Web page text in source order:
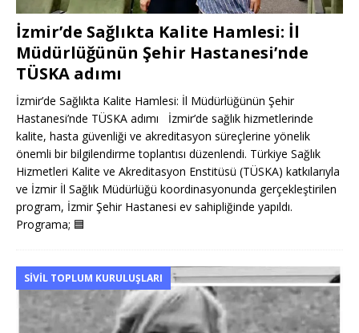
İzmir’de Sağlıkta Kalite Hamlesi: İl
Müdürlüğünün Şehir Hastanesi’nde
TÜSKA adımı
İzmir’de Sağlıkta Kalite Hamlesi: İl Müdürlüğünün Şehir
Hastanesi’nde TÜSKA adımı İzmir’de sağlık hizmetlerinde
kalite, hasta güvenliği ve akreditasyon süreçlerine yönelik
önemli bir bilgilendirme toplantısı düzenlendi. Türkiye Sağlık
Hizmetleri Kalite ve Akreditasyon Enstitüsü (TÜSKA) katkılarıyla
ve İzmir İl Sağlık Müdürlüğü koordinasyonunda gerçekleştirilen
program, İzmir Şehir Hastanesi ev sahipliğinde yapıldı.
Programa; 🟦
SIVIL TOPLUM KURULUŞLARI